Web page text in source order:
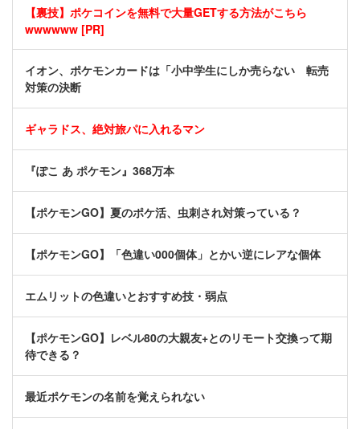
【裏技】ポケコインを無料で大量GETする方法がこちら
wwwwww [PR]
イオン、ポケモンカードは「小中学生にしか売らない 転売
対策の決断
ギャラドス、絶対旅パに入れるマン
『ぽこ あ ポケモン』368万本
【ポケモンGO】夏のポケ活、虫刺され対策っている？
【ポケモンGO】「色違い000個体」とかい逆にレアな個体
エムリットの色違いとおすすめ技・弱点
【ポケモンGO】レベル80の大親友+とのリモート交換って期
待できる？
最近ポケモンの名前を覚えられない